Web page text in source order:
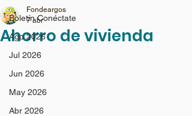
Boletín Conéctate
Ago 2026
Jul 2026
Jun 2026
May 2026
Abr 2026
Ahorro de vivienda
Fondeargos
7 abr